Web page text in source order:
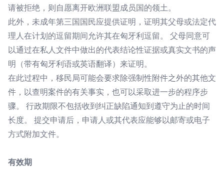
请被拒绝，则自愿离开欧洲联盟成员国的领土。
此外，未成年第三国国民应提供证明，证明其父母或法定代
理人在计划的逗留期间允许其在匈牙利逗留。 父母同意可
以通过在私人文件中做出的代表结论性证据或真实文书的声
明（带有匈牙利语或英语翻译）来证明。
在此过程中，移民局可能会要求除强制性附件之外的其他文
件，以查明案件的有关事实，也可以采取进一步的程序步
骤。 行政期限不包括收到纠正缺陷通知到遵守为止的时间
长度。 提交申请后，申请人或其代表应能够以邮寄或电子
方式附加文件。
有效期